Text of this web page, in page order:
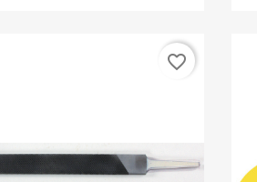
favorite_border